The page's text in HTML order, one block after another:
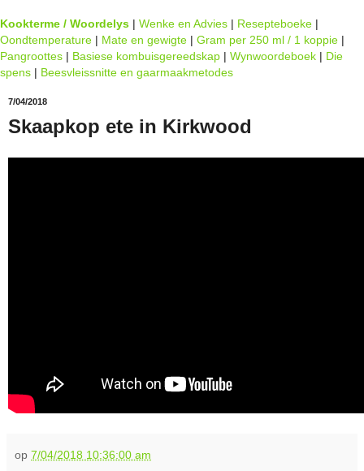
Kookterme / Woordelys | Wenke en Advies | Resepteboeke |
Oondtemperature | Mate en gewigte | Gram per 250 ml / 1 koppie |
Pangroottes | Basiese kombuisgereedskap | Wynwoordeboek | Die
spens | Beesvleissnitte en gaarmaakmetodes
7/04/2018
Skaapkop ete in Kirkwood
op 7/04/2018 10:36:00 am